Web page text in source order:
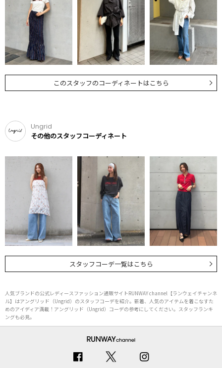
このスタッフのコーディネートはこちら
Ungrid
その他のスタッフコーディネート
スタッフコーデ一覧はこちら
人気ブランドの公式レディースファッション通販サイトRUNWAY channel【ランウェイチャンネ
ル】はアングリッド（Ungrid）のスタッフコーデを紹介。新着、人気のアイテムを着こなすた
めのアイディア満載！アングリッド（Ungrid）コーデの参考にしてください。スタッフランキ
ングも必見。